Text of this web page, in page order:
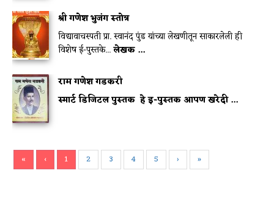
श्री गणेश भुजंग स्तोत्र
विद्यावाचस्पती प्रा. स्वानंद पुंड यांच्या लेखणीतून साकारलेली ही
विशेष ई-पुस्तके...लेखक ...
राम गणेश गडकरी
स्मार्ट डिजिटल पुस्तक हे इ-पुस्तक आपण खरेदी ...
« ‹ 1 2 3 4 5 › »